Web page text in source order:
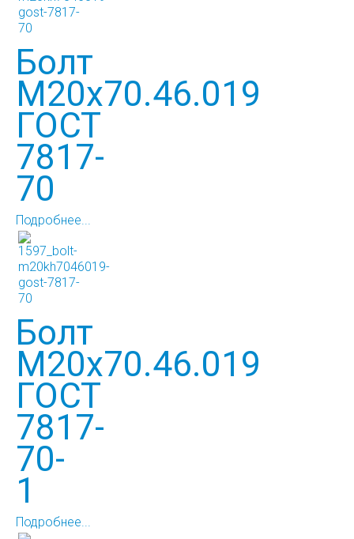
Болт
М20х70.46.019
ГОСТ
7817-
70
Подробнее...
Болт
М20х70.46.019
ГОСТ
7817-
70-
1
Подробнее...